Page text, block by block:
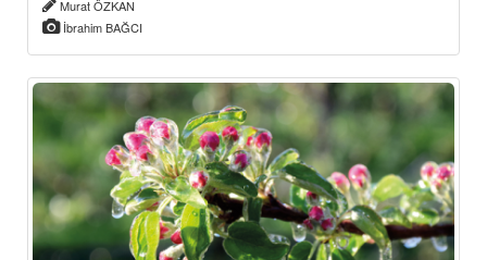
Murat ÖZKAN
İbrahim BAĞCI